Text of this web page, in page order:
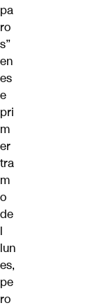
pa
ro
s”
en
es
e
pri
m
er
tra
m
o
de
l
lun
es,
pe
ro